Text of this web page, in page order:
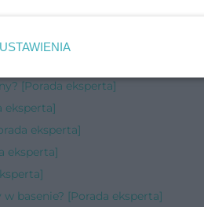
[Porada eksperta]
eksperta]
eksperta]
eksperta]
basenie? [Porada eksperta]
USTAWIENIA